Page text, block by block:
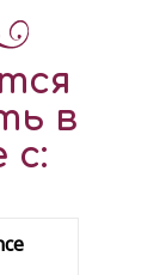
в
с: